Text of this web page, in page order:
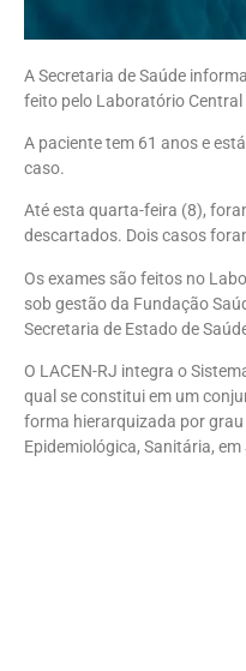
A Secretaria de Saúde
feito pelo Laboratório Central
A paciente tem 61 anos e
caso.
Até esta quarta-feira (8),
descartados. Dois casos
Os exames são feitos no
sob gestão da Fundação
Secretaria de Estado de
O LACEN-RJ integra o
qual se constitui em um
forma hierarquizada por
Epidemiológica, Sanitária,